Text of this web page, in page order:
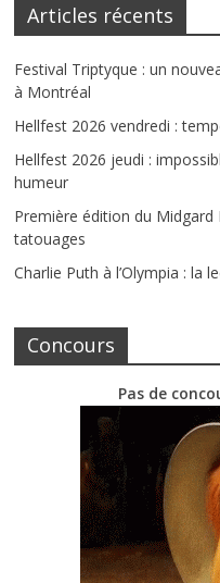
Articles récents
Festival Triptyque : un
à Montréal
Hellfest 2026 vendredi :
Hellfest 2026 jeudi :
humeur
Première édition du
tatouages
Charlie Puth à l’Olympia : la
Concours
Pas de